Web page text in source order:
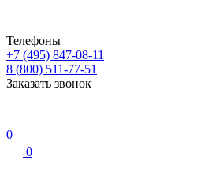
Телефоны
+7 (495) 847-08-11
8 (800) 511-77-51
Заказать звонок
0
0